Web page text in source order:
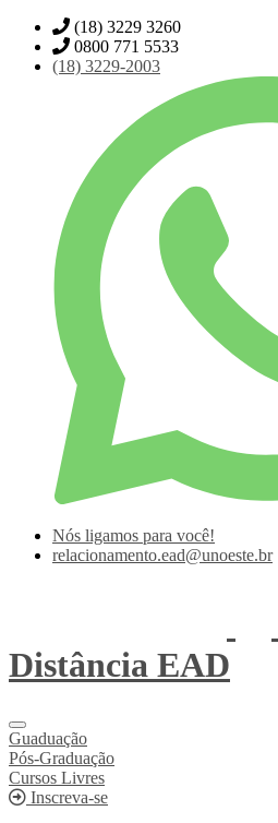
(18) 3229 3260
0800 771 5533
(18) 3229-2003
Nós ligamos para você!
relacionamento.ead@unoeste.br
Distância EAD
Guaduação
Pós-Graduação
Cursos Livres
Inscreva-se